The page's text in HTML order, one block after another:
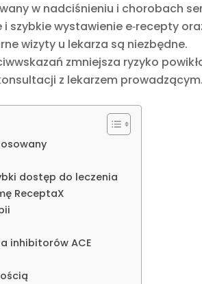
w nadciśnieniu i chorobach
szybkie wystawienie e‑recepty
wizyty u lekarza są niezbędne.
zmniejsza ryzyko
z lekarzem prowadzącym.
dostęp do leczenia
ReceptaX
inhibitorów ACE